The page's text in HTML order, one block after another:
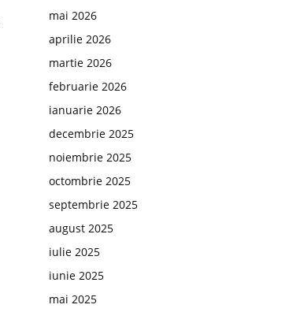
mai 2026
aprilie 2026
martie 2026
februarie 2026
ianuarie 2026
decembrie 2025
noiembrie 2025
octombrie 2025
septembrie 2025
august 2025
iulie 2025
iunie 2025
mai 2025